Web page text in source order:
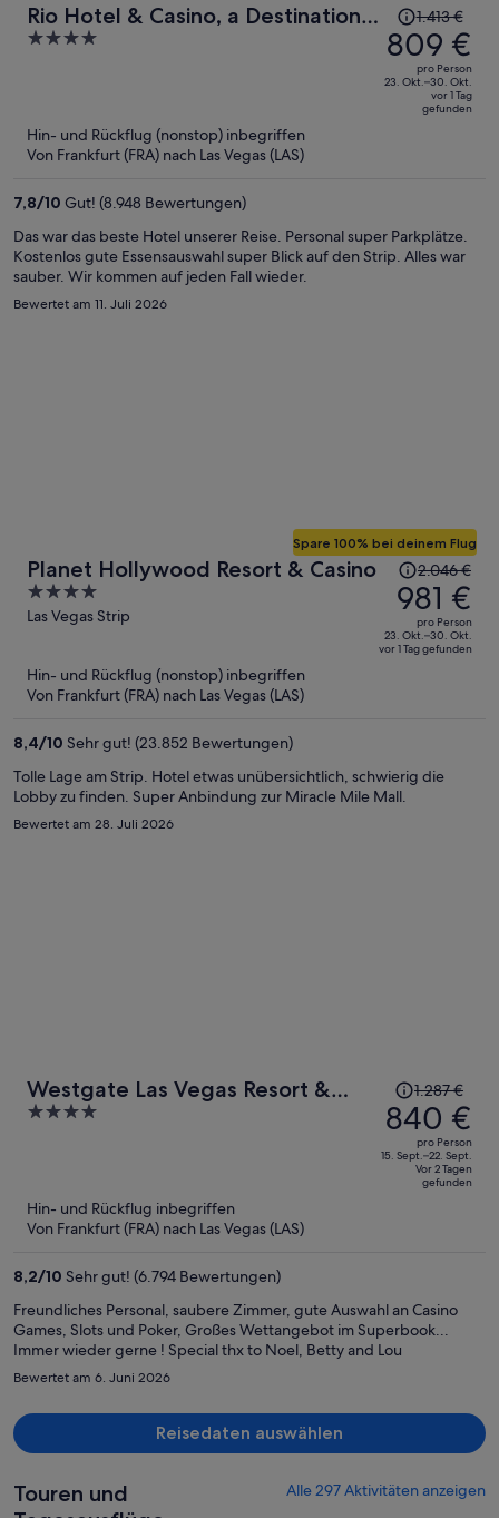
Rio Hotel & Casino, a Destination
by Hyatt Hotel
4
Der
Preis
betrug
1.413 €,
1.413 €
809 €
pro Person
23. Okt.–30. Okt.
vor 1 Tag
gefunden
Hin- und Rückflug (nonstop) inbegriffen
Von Frankfurt (FRA) nach Las Vegas (LAS)
7,8/10 Gut! (8.948 Bewertungen)
Das war das beste Hotel unserer Reise. Personal super Parkplätze.
Kostenlos gute Essensauswahl super Blick auf den Strip. Alles war
sauber. Wir kommen auf jeden Fall wieder.
Bewertet am 11. Juli 2026
Planet Hollywood Resort & Casino
4
out
Las Vegas Strip
Spare 100% bei deinem Flug
Der
Preis
betrug
2.046 €,
jetzt
Person
2.046 €
981 €
pro Person
23. Okt.–30. Okt.
vor 1 Tag gefunden
Hin- und Rückflug (nonstop) inbegriffen
Von Frankfurt (FRA) nach Las Vegas (LAS)
8,4/10 Sehr gut! (23.852 Bewertungen)
Tolle Lage am Strip. Hotel etwas unübersichtlich, schwierig die
Lobby zu finden. Super Anbindung zur Miracle Mile Mall.
Bewertet am 28. Juli 2026
Westgate Las Vegas Resort &
Casino
4
Der
Preis
betrug
1.287 €,
jetzt
1.287 €
840 €
pro Person
15. Sept.–22. Sept.
Vor 2 Tagen
gefunden
Hin- und Rückflug inbegriffen
Von Frankfurt (FRA) nach Las Vegas (LAS)
8,2/10 Sehr gut! (6.794 Bewertungen)
Freundliches Personal, saubere Zimmer, gute Auswahl an Casino
Games, Slots und Poker, Großes Wettangebot im Superbook...
Immer wieder gerne ! Special thx to Noel, Betty and Lou
Bewertet am 6. Juni 2026
Reisedaten auswählen
Touren und
Alle 297 Aktivitäten anzeigen